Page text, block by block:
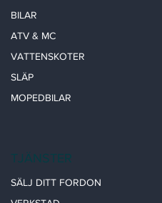
BILAR
ATV & MC
VATTENSKOTER
SLÄP
MOPEDBILAR
TJÄNSTER
SÄLJ DITT FORDON